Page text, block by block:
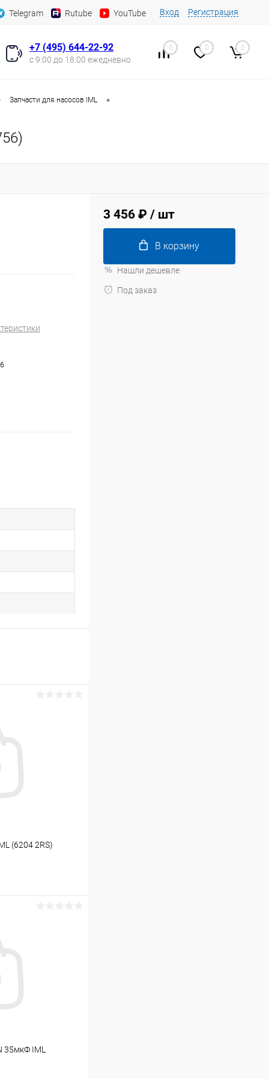
Telegram Rutube YouTube Вход Регистрация
+7 (495) 644-22-92
с 9:00 до 18:00 ежедневно
0 0 0
Запчасти для насосов IML •
(6204 2RS)
35мкФ IML
3 456 ₽ / шт
В корзину
Нашли дешевле
Под заказ